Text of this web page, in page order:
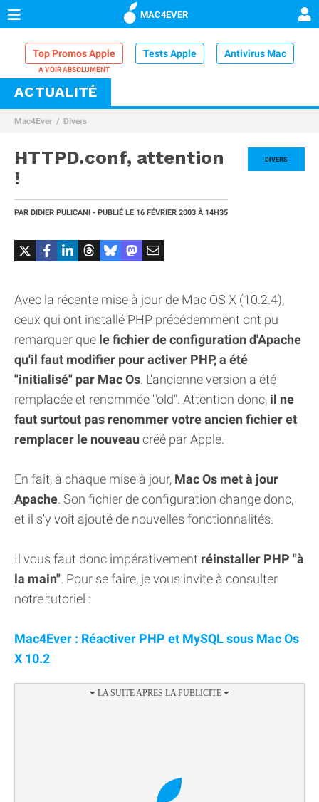
MAC4EVER
Top Promos Apple Tests Apple Antivirus Mac
VPN Mac
Comparatif iPhone
ACTUALITÉ
Mac4Ever Divers
DIVERS
HTTPD.conf, attention
!
PAR DIDIER PULICANI - PUBLIÉ LE 16 FÉVRIER 2003 À 14H35
Avec la récente mise à jour de Mac OS X (10.2.4),
ceux qui ont installé PHP précédemment ont pu
remarquer que le fichier de configuration d'Apache
qu'il faut modifier pour activer PHP, a été
"initialisé" par Mac Os. L'ancienne version a été
remplacée et renommée '"old". Attention donc, il ne
faut surtout pas renommer votre ancien fichier et
remplacer le nouveau créé par Apple.
En fait, à chaque mise à jour, Mac Os met à jour
Apache. Son fichier de configuration change donc,
et il s'y voit ajouté de nouvelles fonctionnalités.
Il vous faut donc impérativement réinstaller PHP "à
la main". Pour se faire, je vous invite à consulter
notre tutoriel :
Mac4Ever : Réactiver PHP et MySQL sous Mac Os
X 10.2